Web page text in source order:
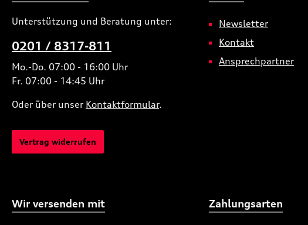
Unterstützung und Beratung unter:
0201 / 8317-811
Mo.-Do. 07:00 - 16:00 Uhr
Fr. 07:00 - 14:45 Uhr
Oder über unser Kontaktformular.
Vertrag widerrufen
Newsletter
Kontakt
Ansprechpartner
Wir versenden mit Zahlungsarten